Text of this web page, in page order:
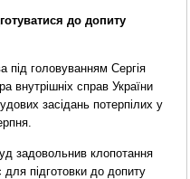
до допиту
під головуванням Сергія
внутрішніх справ України
засідань потерпілих у
задовольнив клопотання
для підготовки до допиту